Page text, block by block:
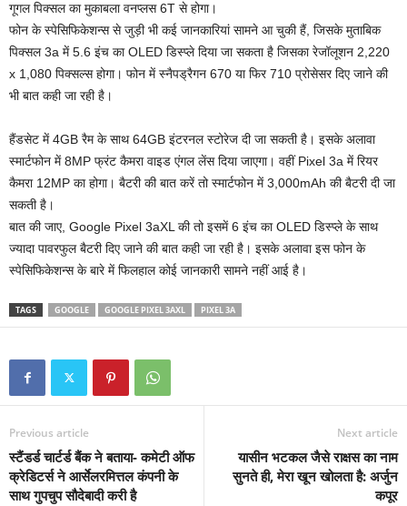
गूगल पिक्सल का मुकाबला वनप्लस 6T से होगा।
फोन के स्पेसिफिकेशन्स से जुड़ी भी कई जानकारियां सामने आ चुकी हैं, जिसके मुताबिक
पिक्सल 3a में 5.6 इंच का OLED डिस्प्ले दिया जा सकता है जिसका रेजॉलूशन 2,220
x 1,080 पिक्सल्स होगा। फोन में स्नैपड्रैगन 670 या फिर 710 प्रोसेसर दिए जाने की
भी बात कही जा रही है।
हैंडसेट में 4GB रैम के साथ 64GB इंटरनल स्टोरेज दी जा सकती है। इसके अलावा
स्मार्टफोन में 8MP फ्रंट कैमरा वाइड एंगल लेंस दिया जाएगा। वहीं Pixel 3a में रियर
कैमरा 12MP का होगा। बैटरी की बात करें तो स्मार्टफोन में 3,000mAh की बैटरी दी जा
सकती है।
बात की जाए, Google Pixel 3aXL की तो इसमें 6 इंच का OLED डिस्प्ले के साथ
ज्यादा पावरफुल बैटरी दिए जाने की बात कही जा रही है। इसके अलावा इस फोन के
स्पेसिफिकेशन्स के बारे में फिलहाल कोई जानकारी सामने नहीं आई है।
TAGS GOOGLE GOOGLE PIXEL 3AXL PIXEL 3A
Previous article
स्टैंडर्ड चार्टर्ड बैंक ने बताया- कमेटी ऑफ
क्रेडिटर्स ने आर्सेलरमित्तल कंपनी के
साथ गुपचुप सौदेबादी करी है
Next article
यासीन भटकल जैसे राक्षस का नाम
सुनते ही, मेरा खून खोलता है: अर्जुन
कपूर